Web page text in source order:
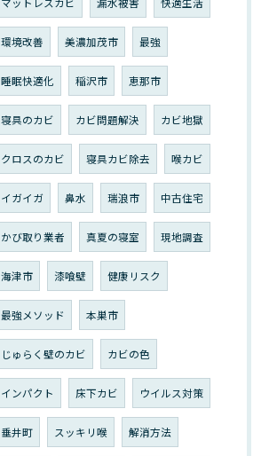
環境改善 美濃加茂市 最強
睡眠快適化 稲沢市 恵那市
寝具のカビ カビ問題解決 カビ地獄
クロスのカビ 寝具カビ除去 喉カビ
イガイガ 鼻水 瑞浪市 中古住宅
かび取り業者 真夏の寝室 現地調査
海津市 漆喰壁 健康リスク
最強メソッド 本巣市
じゅらく壁のカビ カビの色
インパクト 床下カビ ウイルス対策
垂井町 スッキリ喉 解消方法